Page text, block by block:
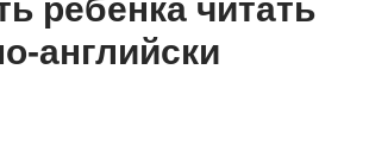
ребенка читать
английски